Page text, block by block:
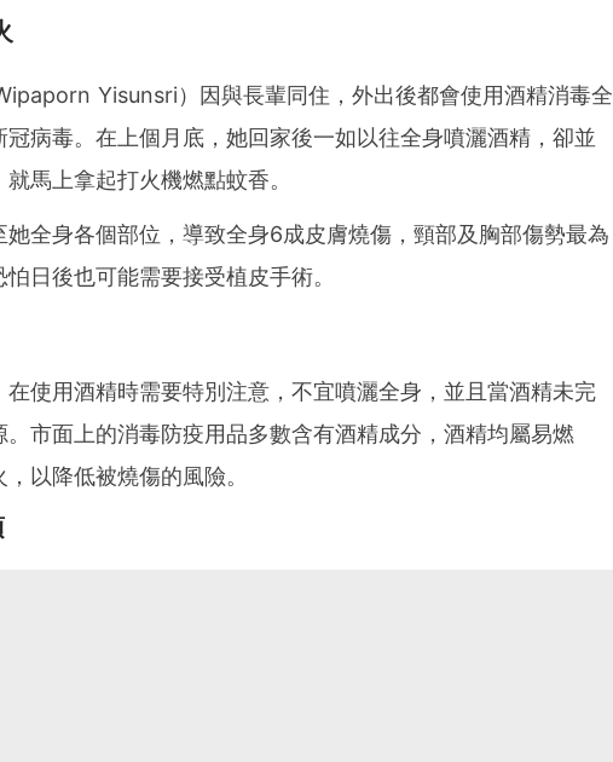
Yisunsri）因與長輩同住，外出後都會使用酒精消毒全
病毒。在上個月底，她回家後一如以往全身噴灑酒精，卻並
馬上拿起打火機燃點蚊香。
全身各個部位，導致全身6成皮膚燒傷，頸部及胸部傷勢最為
日後也可能需要接受植皮手術。
使用酒精時需要特別注意，不宜噴灑全身，並且當酒精未完
市面上的消毒防疫用品多數含有酒精成分，酒精均屬易燃
以降低被燒傷的風險。